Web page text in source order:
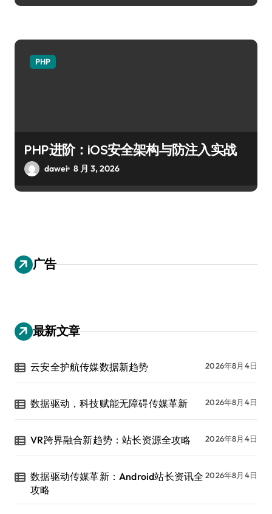
PHP
PHP进阶：iOS安全架构与防注入实战
dawei 8 月 3, 2026
广告
最新文章
云安全护航传媒数据新趋势 2026年8月4日
数据驱动，科技赋能无障碍传媒革新 2026年8月4日
VR跨界融合新趋势：站长资源全攻略 2026年8月4日
数据驱动传媒革新：Android站长资讯全
攻略
2026年8月4日